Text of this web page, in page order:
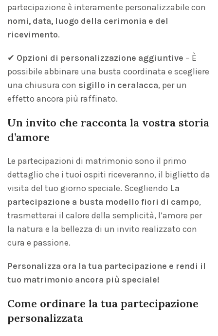
partecipazione è interamente personalizzabile con
nomi, data, luogo della cerimonia e del
ricevimento.
✔ Opzioni di personalizzazione aggiuntive – È
possibile abbinare una busta coordinata e scegliere
una chiusura con sigillo in ceralacca, per un
effetto ancora più raffinato.
Un invito che racconta la vostra storia
d’amore
Le partecipazioni di matrimonio sono il primo
dettaglio che i tuoi ospiti riceveranno, il biglietto da
visita del tuo giorno speciale. Scegliendo La
partecipazione a busta modello fiori di campo,
trasmetterai il calore della semplicità, l’amore per
la natura e la bellezza di un invito realizzato con
cura e passione.
Personalizza ora la tua partecipazione e rendi il
tuo matrimonio ancora più speciale!
Come ordinare la tua partecipazione
personalizzata